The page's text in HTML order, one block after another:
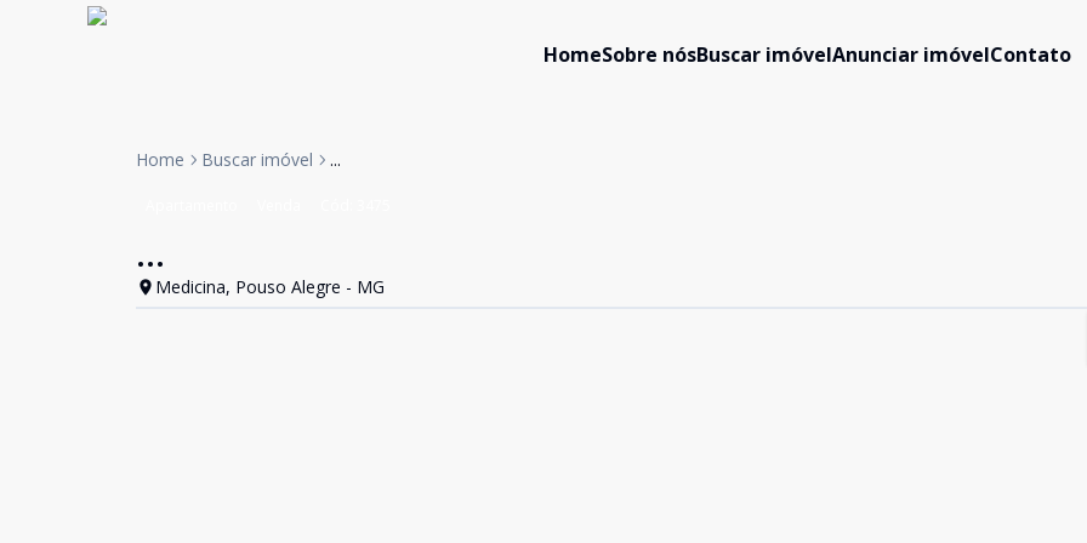
HomeSobre nósBuscar imóvelAnunciar imóvelContato
Home Buscar imóvel ...
...
Medicina, Pouso Alegre - MG